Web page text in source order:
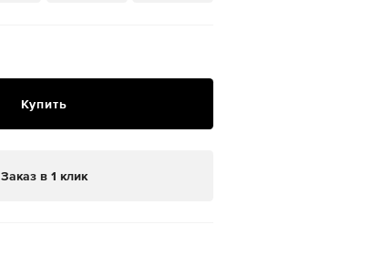
Купить
Заказ в 1 клик